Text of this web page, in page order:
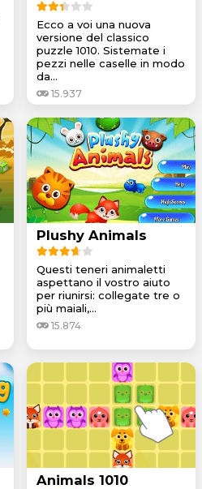
Ecco a voi una nuova
versione del classico
puzzle 1010. Sistemate i
pezzi nelle caselle in modo
da...
15.937
Plushy Animals
Questi teneri animaletti
aspettano il vostro aiuto
per riunirsi: collegate tre o
più maiali,...
15.874
Animals 1010